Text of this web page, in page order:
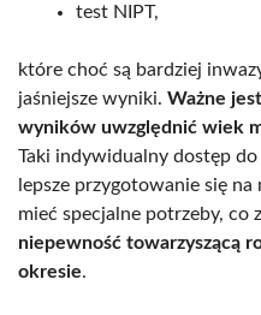
test NIPT,
które choć są bardziej
jaśniejsze wyniki. Ważne
wyników uwzględnić wiek
Taki indywidualny dostęp
lepsze przygotowanie się
mieć specjalne potrzeby, co
niepewność towarzyszącą
okresie.